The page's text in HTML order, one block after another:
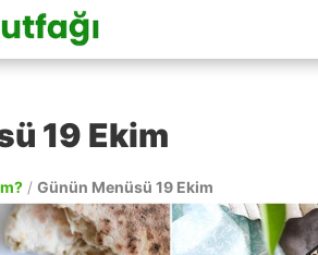
19 Ekim
/ Günün Menüsü 19 Ekim